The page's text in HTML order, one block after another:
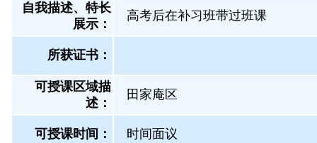
自我描述、特长
展示 ：
高考后在补习班带过班课
所获证书 ：
可授课区域描
述：
田家庵区
可授课时间： 时间面议